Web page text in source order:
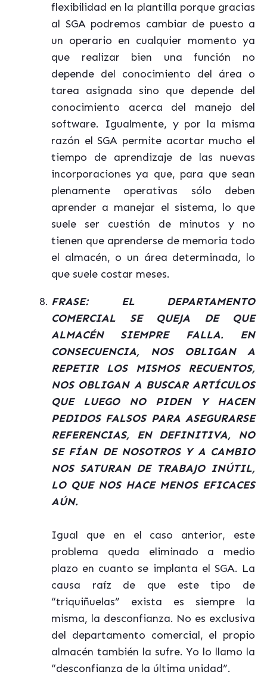
flexibilidad en la plantilla porque gracias
al SGA podremos cambiar de puesto a
un operario en cualquier momento ya
que realizar bien una función no
depende del conocimiento del área o
tarea asignada sino que depende del
conocimiento acerca del manejo del
software. Igualmente, y por la misma
razón el SGA permite acortar mucho el
tiempo de aprendizaje de las nuevas
incorporaciones ya que, para que sean
plenamente operativas sólo deben
aprender a manejar el sistema, lo que
suele ser cuestión de minutos y no
tienen que aprenderse de memoria todo
el almacén, o un área determinada, lo
que suele costar meses.
FRASE: EL DEPARTAMENTO
COMERCIAL SE QUEJA DE QUE
ALMACÉN SIEMPRE FALLA. EN
CONSECUENCIA, NOS OBLIGAN A
REPETIR LOS MISMOS RECUENTOS,
NOS OBLIGAN A BUSCAR ARTÍCULOS
QUE LUEGO NO PIDEN Y HACEN
PEDIDOS FALSOS PARA ASEGURARSE
REFERENCIAS, EN DEFINITIVA, NO
SE FÍAN DE NOSOTROS Y A CAMBIO
NOS SATURAN DE TRABAJO INÚTIL,
LO QUE NOS HACE MENOS EFICACES
AÚN.
Igual que en el caso anterior, este
problema queda eliminado a medio
plazo en cuanto se implanta el SGA. La
causa raíz de que este tipo de
“triquiñuelas” exista es siempre la
misma, la desconfianza. No es exclusiva
del departamento comercial, el propio
almacén también la sufre. Yo lo llamo la
“desconfianza de la última unidad”.